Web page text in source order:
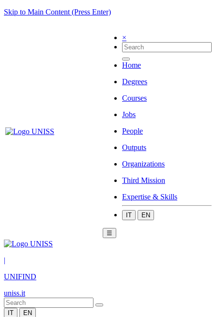
Skip to Main Content (Press Enter)
×
Home
Degrees
Courses
Jobs
People
Outputs
Organizations
Third Mission
Expertise & Skills
IT EN
☰
|
UNIFIND
uniss.it
IT EN